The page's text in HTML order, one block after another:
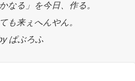
なる」を今日、作る。
も来ぇへんやん。
ぱぶろふ